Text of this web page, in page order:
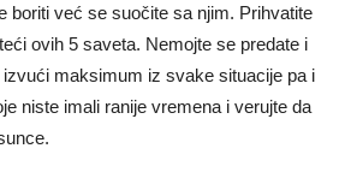
boriti već se suočite sa njim. Prihvatite
ovih 5 saveta. Nemojte se predate i
maksimum iz svake situacije pa i
niste imali ranije vremena i verujte da